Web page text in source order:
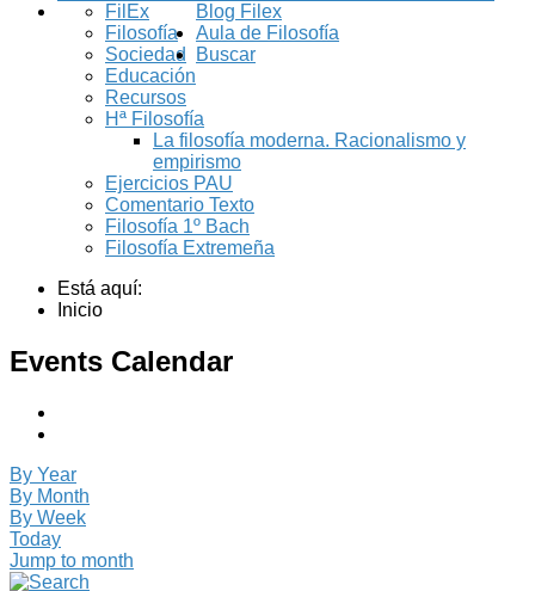
Blog Filex
FilEx
Filosofía
Sociedad
Educación
Recursos
Aula de Filosofía
Hª Filosofía
La filosofía moderna. Racionalismo y
empirismo
Ejercicios PAU
Comentario Texto
Filosofía 1º Bach
Filosofía Extremeña
Buscar
Está aquí:
Inicio
Events Calendar
By Year
By Month
By Week
Today
Jump to month